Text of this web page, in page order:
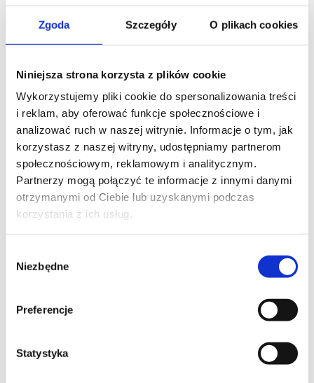
Zgoda Szczegóły O plikach cookies
Niniejsza strona korzysta z plików cookie
Wykorzystujemy pliki cookie do spersonalizowania treści
i reklam, aby oferować funkcje społecznościowe i
analizować ruch w naszej witrynie. Informacje o tym, jak
korzystasz z naszej witryny, udostępniamy partnerom
społecznościowym, reklamowym i analitycznym.
Partnerzy mogą połączyć te informacje z innymi danymi
otrzymanymi od Ciebie lub uzyskanymi podczas
korzystania z ich usług.
zgody
Niezbędne
Preferencje
Statystyka
Szpilka
Profil tiktok Czerwona Szpilka
Profil youtube Czerwona
Szpilka
Kontakt
kontakt@czerwonaszpilka.pl